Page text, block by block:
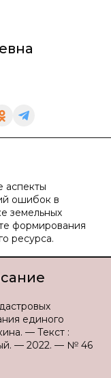
аспекты
ошибок в
земельных
формирования
ресурса.
единого
— Текст :
— 2022. — № 46